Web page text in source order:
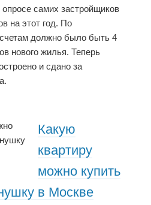
самих застройщиков
на этот год. По
должно было быть 4
нового жилья. Теперь
и сдано за
Какую
квартиру
можно купить
в Москве